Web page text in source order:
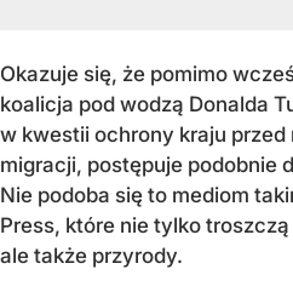
Okazuje się, że pomimo
koalicja pod wodzą Donalda
w kwestii ochrony kraju przed
migracji, postępuje podobnie
Nie podoba się to mediom
Press, które nie tylko
ale także przyrody.